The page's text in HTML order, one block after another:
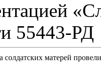
55443-РД
солдатских матерей